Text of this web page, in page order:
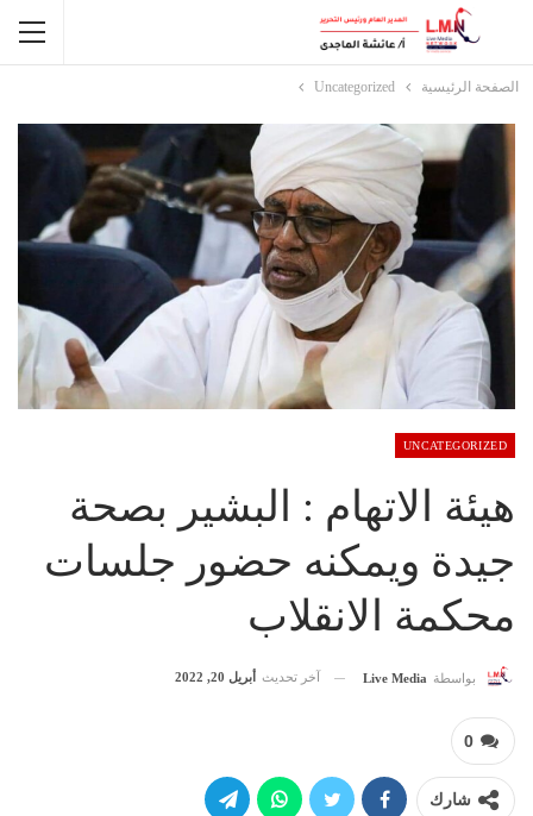
الصفحة الرئيسية Uncategorized
UNCATEGORIZED
هيئة الاتهام : البشير بصحة
جيدة ويمكنه حضور جلسات
محكمة الانقلاب
بواسطة Live Media آخر تحديث أبريل 20, 2022
0
شارك